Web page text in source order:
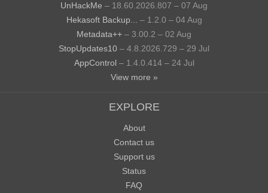
UnHackMe – 18.60.2026.807 – 07 Aug
Hekasoft Backup...
– 1.2.0 – 04 Aug
Metadata++ – 3.00.2 – 02 Aug
StopUpdates10 – 4.8.2026.729 – 29 Jul
AppControl – 1.4.0.414 – 24 Jul
View more »
EXPLORE
About
Contact us
Support us
Status
FAQ